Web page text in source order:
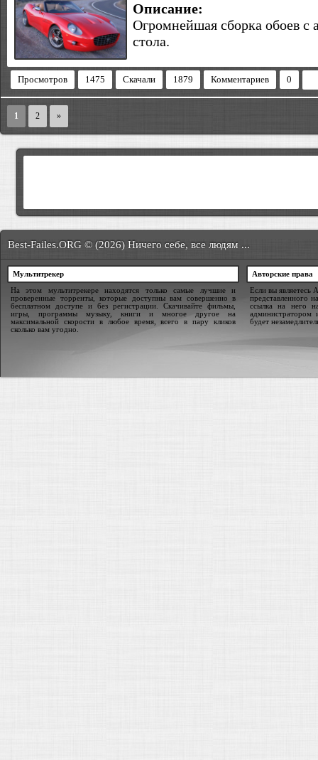
Описание:
Огромнейшая сборка обоев с
стола.
Просмотров 1475 Скачали 1879 Комментариев 0
1 2 »
Best-Failes.ORG © (2026) Ничего себе, все людям ...
Мультитрекер
На этом мультитрекере находятся только самые лучшие и
проверенные торренты, которые доступны вам совершенно в
бесплатном доступе и без регистрации. Скачивайте фильмы,
игры, программы музыку, книги и многое другое на
максимальной скорости в любое время, всего в пару кликов
сколько вам угодно.
Авторские права
Если вы являетесь
представленного
ссылка на него
администратором
будет